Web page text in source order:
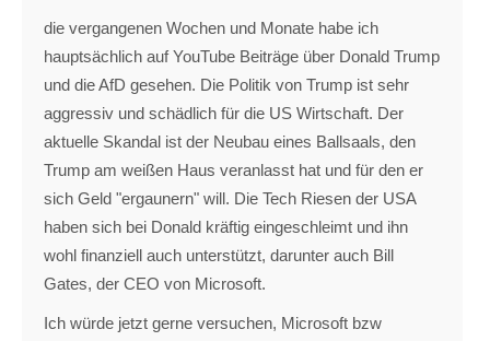
die vergangenen Wochen und Monate habe ich
hauptsächlich auf YouTube Beiträge über Donald Trump
und die AfD gesehen. Die Politik von Trump ist sehr
aggressiv und schädlich für die US Wirtschaft. Der
aktuelle Skandal ist der Neubau eines Ballsaals, den
Trump am weißen Haus veranlasst hat und für den er
sich Geld "ergaunern" will. Die Tech Riesen der USA
haben sich bei Donald kräftig eingeschleimt und ihn
wohl finanziell auch unterstützt, darunter auch Bill
Gates, der CEO von Microsoft.
Ich würde jetzt gerne versuchen, Microsoft bzw